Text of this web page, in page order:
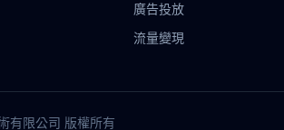
廣告投放
流量變現
有限公司 版權所有